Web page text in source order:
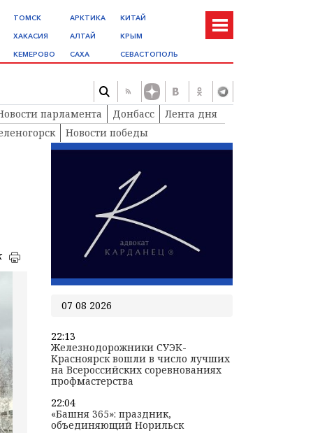
ТОМСК
ХАКАСИЯ
КЕМЕРОВО
АРКТИКА
АЛТАЙ
САХА
КИТАЙ
КРЫМ
СЕВАСТОПОЛЬ
парламента Донбасс
Лента дня
Новости победы
07 08 2026
22:13
Железнодорожники СУЭК-
Красноярск вошли в число лучших
на Всероссийских соревнованиях
профмастерства
22:04
«Башня 365»: праздник,
объединяющий Норильск